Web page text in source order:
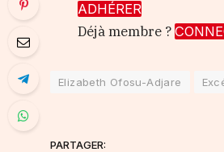
ADHÉRER
Déjà membre ?
Elizabeth Ofosu-Adjare
PARTAGER: